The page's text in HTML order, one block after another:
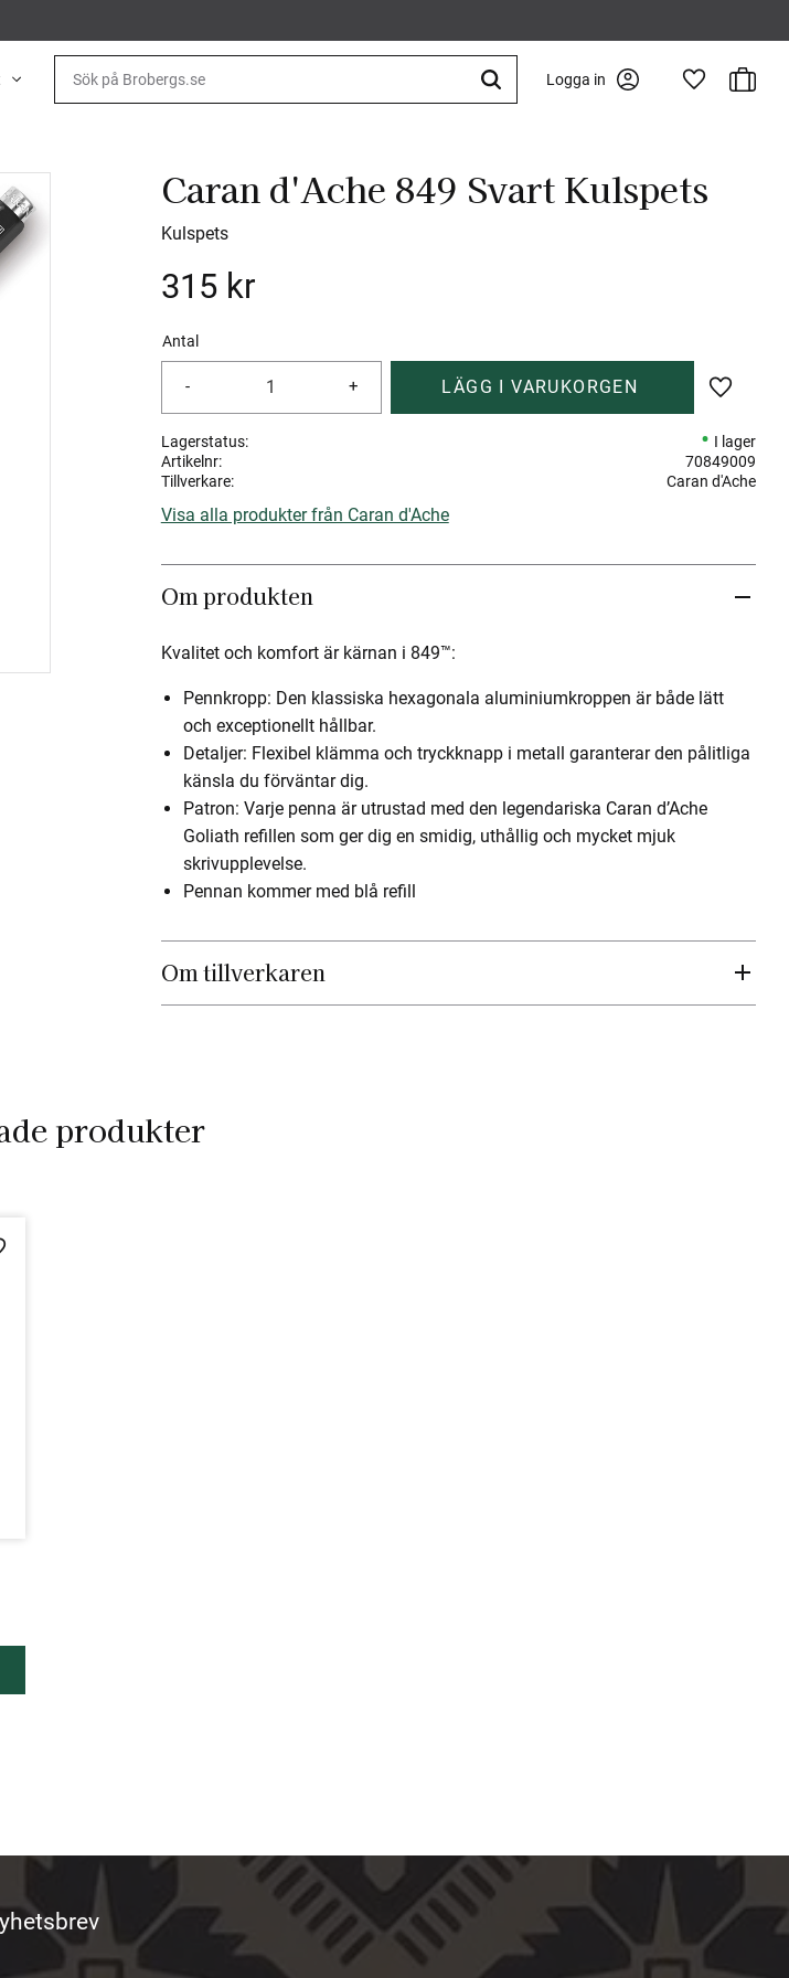
Logga in Favoriter
Caran d'Ache 849 Svart Kulspets
Kulspets
315kr
Antal
+
-
Lägg till
Lagerstatus
I lager
Artikelnr
70849009
Tillverkare
Caran d'Ache
Visa alla produkter från Caran d'Ache
Om produkten
Kvalitet och komfort är kärnan i 849™:
Pennkropp: Den klassiska hexagonala aluminiumkroppen är både lätt
och exceptionellt hållbar.
Detaljer: Flexibel klämma och tryckknapp i metall garanterar den pålitliga
känsla du förväntar dig.
Patron: Varje penna är utrustad med den legendariska Caran d’Ache
Goliath refillen som ger dig en smidig, uthållig och mycket mjuk
skrivupplevelse.
Pennan kommer med blå refill
Om tillverkaren
produkter
till i favoriter